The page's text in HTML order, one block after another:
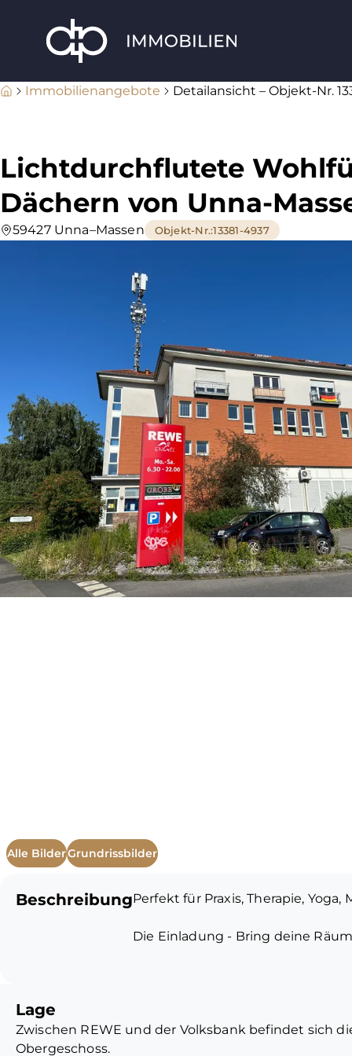
Immobilienangebote Detailansicht – Objekt-Nr.
Lichtdurchflutete
Dächern von Unna-
59427 Unna–Massen Objekt-Nr.:13381-4937
Alle BilderGrundrissbilder
BeschreibungPerfekt für Praxis, Therapie,
Die Einladung - Bring deine
Räumen eine eigene Seele
Lage
Zwischen REWE und der Volksbank befindet sich
Obergeschoss.